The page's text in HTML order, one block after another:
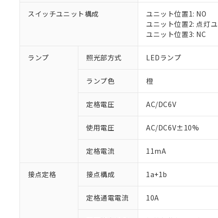
スイッチユニット構成
ユニット位置1: NO
ユニット位置2: 点灯
ユニット位置3: NC
ランプ 照光部方式 LEDランプ
ランプ色 橙
定格電圧 AC/DC6V
使用電圧 AC/DC6V±10%
定格電流 11mA
接点定格 接点構成 1a+1b
定格通電電流 10A
ご利用条件
以下の条件をお読
当社制御機
のであり、
※1 対応状況
対応済み：EU
調査・確認中：
非該当品：ライセ
仕入先様の事情に
があります。
鉛(Pb) 1000ppm以下、
ル（DBP） 1000ppm以
フタル酸エステル類の
「○」：最大均質
「×」：最大均質
「－」：未確認で
*中国RoHS10物質の基
Pb(鉛) :1000ppm、
Cr(Ⅵ)(六価クロム) :
DBP(フタル酸ジブチル
DEHP(フタル酸ビス(2-
などの必要
ます。
置等に一切
記
説明